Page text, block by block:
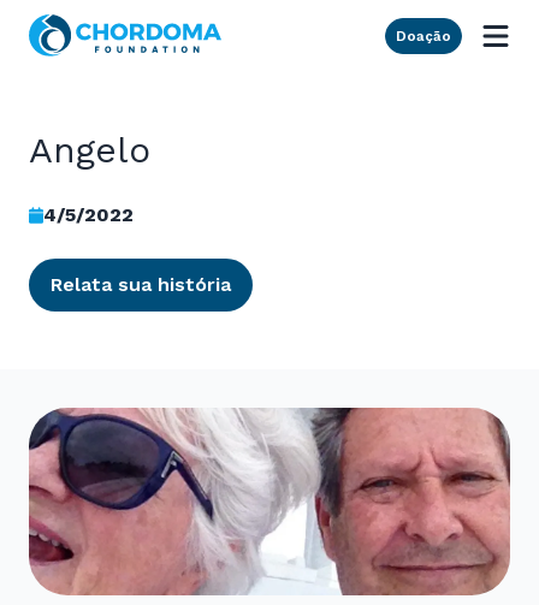
Skip to Main Content
Doação
Angelo
4/5/2022
Relata sua história